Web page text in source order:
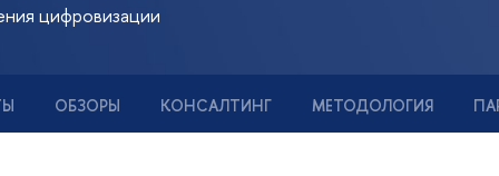
цифровизации
ОБЗОРЫ КОНСАЛТИНГ МЕТОДОЛОГИЯ